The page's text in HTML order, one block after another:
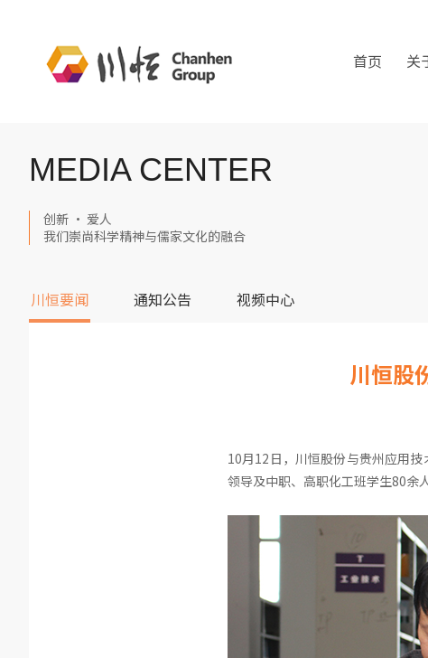
首页 关
MEDIA CENTER
创新 · 爱人
我们崇尚科学精神与儒家文化的融合
川恒要闻 通知公告 视频中心
川恒股
10月12日，川恒股份与贵州应用
领导及中职、高职化工班学生80余